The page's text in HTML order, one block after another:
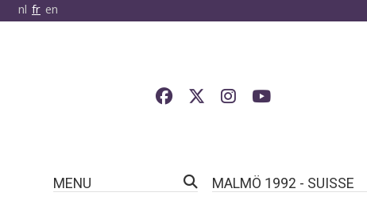
nl fr en
MENU MALMÖ 1992 - SUISSE